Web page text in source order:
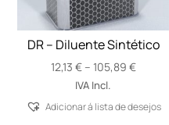
DR – Diluente Sintético
12,13 € – 105,89 €Price
through
IVA Incl.
Adicionar á lista de desejos